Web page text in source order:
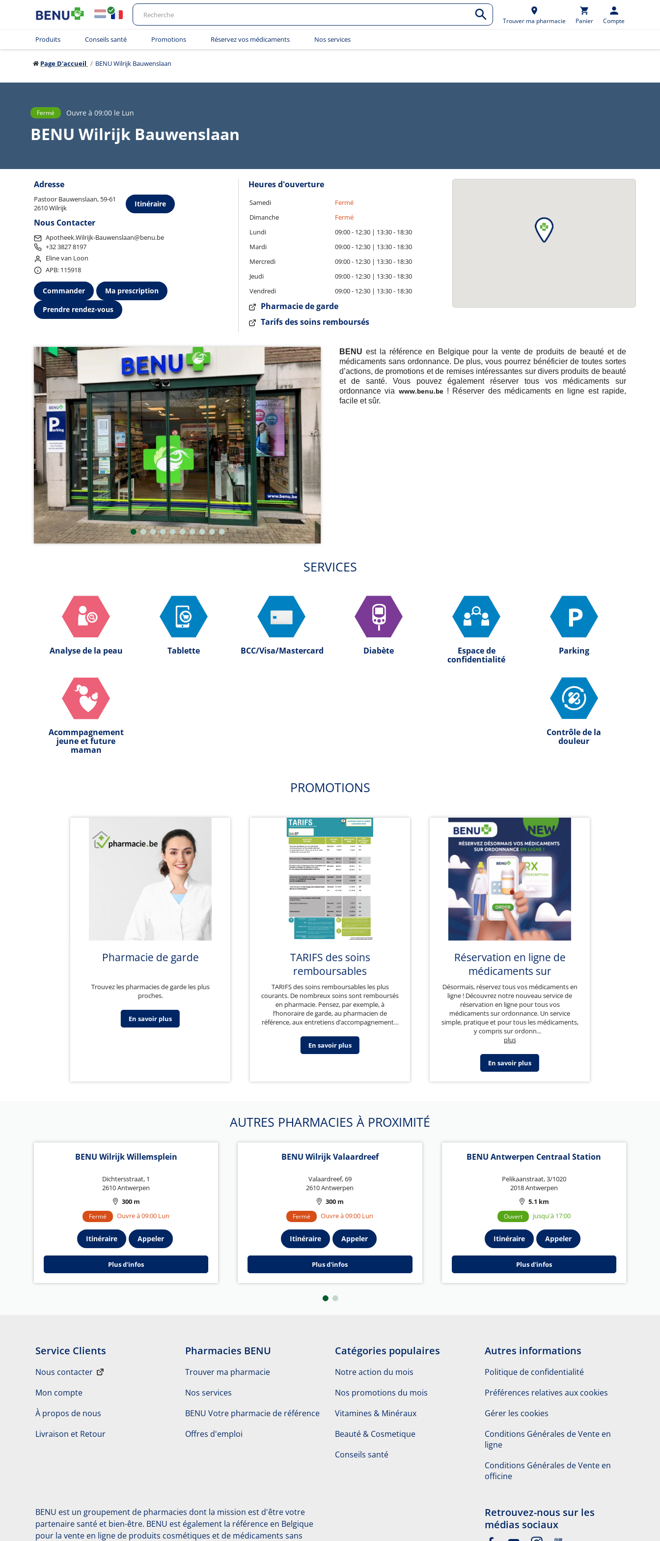
Trouver ma pharmacie Panier Compte
Produits Conseils santé Promotions Réservez vos médicaments Nos services
Page D'accueil BENU Wilrijk Bauwenslaan
BENU Wilrijk Bauwenslaan
Fermé Ouvre à 09:00 le Lun
Adresse
Pastoor Bauwenslaan, 59-61
2610 Wilrijk
Itinéraire
Nous Contacter
Apotheek.Wilrijk-Bauwenslaan@benu.be
+32 3827 8197
Eline van Loon
APB: 115918
Commander
Ma prescription
Prendre rendez-vous
Heures d'ouverture
Samedi
Fermé
Dimanche
Fermé
Lundi
09:00 - 12:30 | 13:30 - 18:30
Mardi
09:00 - 12:30 | 13:30 - 18:30
Mercredi
09:00 - 12:30 | 13:30 - 18:30
Jeudi
09:00 - 12:30 | 13:30 - 18:30
Vendredi
09:00 - 12:30 | 13:30 - 18:30
Pharmacie de garde
Tarifs des soins remboursés
BENU est la référence en Belgique pour la vente de produits de beauté et de
médicaments sans ordonnance. De plus, vous pourrez bénéficier de toutes sortes
d’actions, de promotions et de remises intéressantes sur divers produits de beauté
et de santé. Vous pouvez également réserver tous vos médicaments sur
ordonnance via www.benu.be! Réserver des médicaments en ligne est rapide,
facile et sûr.
SERVICES
Analyse de la peau Tablette BCC/Visa/Mastercard Diabète
Espace de
confidentialité
Parking
Acommpagnement
jeune et future
maman
Contrôle de la
douleur
PROMOTIONS
Pharmacie de garde
Trouvez les pharmacies de garde les plus
proches.
En savoir plus
TARIFS des soins
remboursables
TARIFS des soins remboursables les plus
courants. De nombreux soins sont remboursés
en pharmacie. Pensez, par exemple, à
l’honoraire de garde, au pharmacien de
référence, aux entretiens d’accompagnement…
En savoir plus
Réservation en ligne de
médicaments sur
ordonnance
Désormais, réservez tous vos médicaments en
ligne ! Découvrez notre nouveau service de
réservation en ligne pour tous vos
médicaments sur ordonnance. Un service
simple, pratique et pour tous les médicaments,
y compris sur ordonn...
plus
En savoir plus
AUTRES PHARMACIES À PROXIMITÉ
BENU Wilrijk Willemsplein
Dichtersstraat, 1
2610 Antwerpen
300 m
Fermé Ouvre à 09:00 Lun
Itinéraire Appeler
Plus d'infos
BENU Wilrijk Valaardreef
Valaardreef, 69
2610 Antwerpen
300 m
Fermé Ouvre à 09:00 Lun
Itinéraire Appeler
Plus d'infos
BENU Antwerpen Centraal Station
Pelikaanstraat, 3/1020
2018 Antwerpen
5.1 km
Ouvert jusqu'à 17:00
Itinéraire Appeler
Plus d'infos
Service Clients
Nous contacter
Mon compte
À propos de nous
Livraison et Retour
Pharmacies BENU
Trouver ma pharmacie
Nos services
BENU Votre pharmacie de référence
Offres d'emploi
Catégories populaires
Notre action du mois
Nos promotions du mois
Vitamines & Minéraux
Beauté & Cosmetique
Conseils santé
Autres informations
Politique de confidentialité
Préférences relatives aux cookies
Gérer les cookies
Conditions Générales de Vente en
ligne
Conditions Générales de Vente en
officine
BENU est un groupement de pharmacies dont la mission est d'être votre
partenaire santé et bien-être. BENU est également la référence en Belgique
pour la vente en ligne de produits cosmétiques et de médicaments sans
Retrouvez-nous sur les
médias sociaux